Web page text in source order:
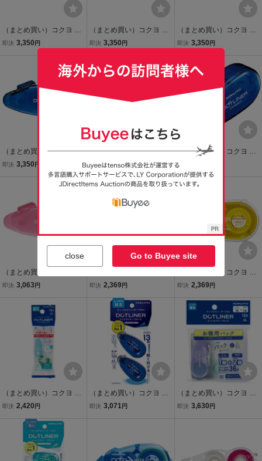
（まとめ買い）コクヨ テ
ープのり ドットライナー
フリック本体 強粘着 幅6
mm×12mミント タ-DM49
即決 3,350 円
（まとめ買い）コクヨ テ
ープのり ドットライナー
M4920-06〔×10〕
即決 3,350 円
（まとめ買い）コクヨ ド
ットライナーフリック 本
体 強粘着 幅6mm×12m ラ
イラック タ-DM4900-06V
〔×10〕
即決 3,350 円
（まとめ買い）コクヨ テ
ープのり ドットライナー
フリック 本体 強粘着 幅6
mm×12m 青 タ-DM4900-
即決 3,350 円
（まとめ買い）コクヨ テ
ープのり ドットライナー
フリックリフィル つめ替
え用テープ幅6mm×12m
即決 2,420円
（まとめ買い）コクヨ テ
ープのり ドットライナー
コンパクト しっかり貼る
タイプ8.4mm×11mタ-DM
即決
（まとめ買い）コクヨ テ
ープのり ドットライナー
ンク幅6mm×10m タ-DM4
970-06-1〔×10〕
即決 3,063 円
ープのり ドットライナー
8.4mm×16m タ-DM400-0
8〔5個セット〕
即決 2,369 円
（まとめ買い）コクヨ テ
ープのり ドットライナー
プ 8.4mm×16m タ-DM40
1N-08 〔×5〕
即決 2,369 円
（まとめ買い）コクヨ テ
ープのり ドットライナー
貼りつく 幅6mm×12mタ-
D4920-06〔×10〕
即決 2,420 円
（まとめ買い）コクヨ テ
ープのり ドットライナー
即決 3,071円
（まとめ買い）コクヨ テ
ープのり ドットライナー
即決 3,630 円
close Go to Buyee site